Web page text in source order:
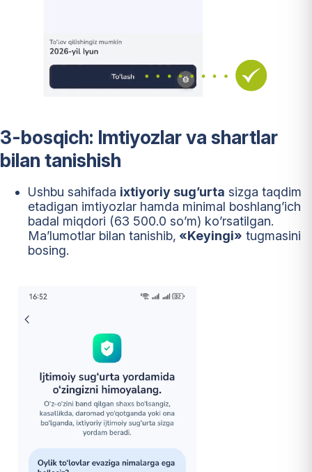
3-bosqich: Imtiyozlar va shartlar
bilan tanishish
Ushbu sahifada ixtiyoriy sug’urta sizga taqdim
etadigan imtiyozlar hamda minimal boshlang’ich
badal miqdori (63 500.0 so’m) ko’rsatilgan.
Ma’lumotlar bilan tanishib, «Keyingi» tugmasini
bosing.